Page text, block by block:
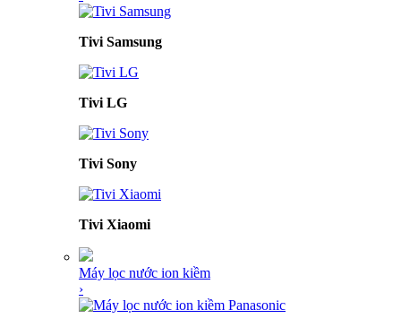
Tivi Samsung
Tivi LG
Tivi Sony
Tivi Xiaomi
Máy lọc nước ion kiềm
›